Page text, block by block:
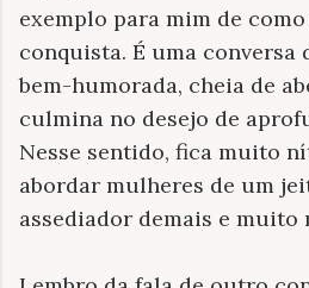
exemplo para mim de
conquista. É uma conversa
bem-humorada, cheia de
culmina no desejo de
Nesse sentido, fica muito
abordar mulheres de um
assediador demais e muito